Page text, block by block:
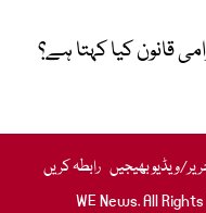
قانون کیا کہتا ہے؟
ویڈیو بھیجیں رابطہ کریں